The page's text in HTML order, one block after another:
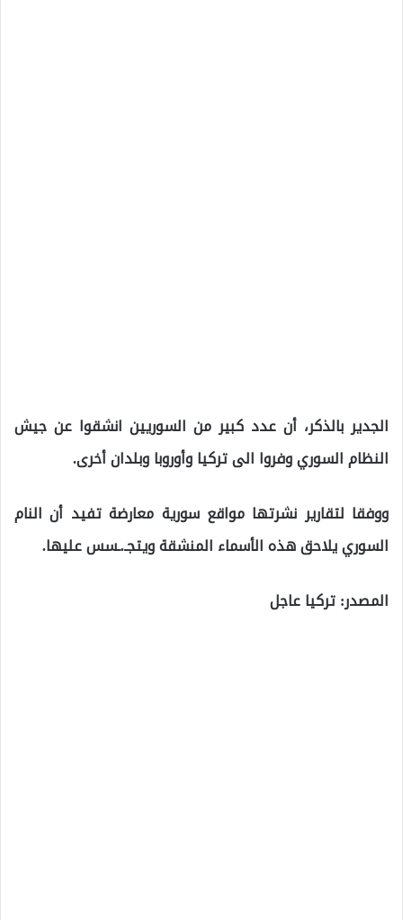
الجدير بالذكر، أن عدد كبير من السوريين انشقوا عن جيش
النظام السوري وفروا الى تركيا وأوروبا وبلدان أخرى.
ووفقا لتقارير نشرتها مواقع سورية معارضة تفيد أن النام
السوري يلاحق هذه الأسماء المنشقة ويتجـ.ـسس عليها.
المصدر: تركيا عاجل